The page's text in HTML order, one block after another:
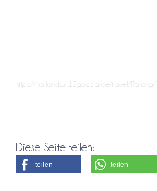
https://thailandsun.12go.asia/de/travel/
Diese Seite teilen:
teilen teilen